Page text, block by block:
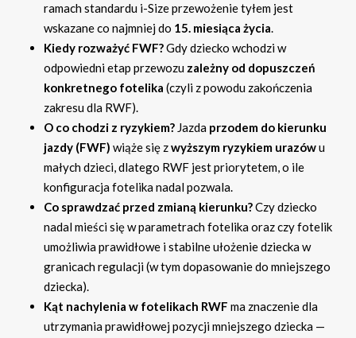
ramach standardu i-Size przewożenie tyłem jest
wskazane co najmniej do 15. miesiąca życia.
Kiedy rozważyć FWF?Gdy dziecko wchodzi w
odpowiedni etap przewozu zależny od dopuszczeń
konkretnego fotelika (czyli z powodu zakończenia
zakresu dla RWF).
O co chodzi z ryzykiem? Jazda przodem do kierunku
jazdy (FWF) wiąże się zwyższym ryzykiem urazówu
małych dzieci, dlatego RWF jest priorytetem, o ile
konfiguracja fotelika nadal pozwala.
Co sprawdzać przed zmianą kierunku?Czy dziecko
nadal mieści się w parametrach fotelika oraz czy fotelik
umożliwia prawidłowe i stabilne ułożenie dziecka w
granicach regulacji (w tym dopasowanie do mniejszego
dziecka).
Kąt nachylenia w fotelikach RWF ma znaczenie dla
utrzymania prawidłowej pozycji mniejszego dziecka —